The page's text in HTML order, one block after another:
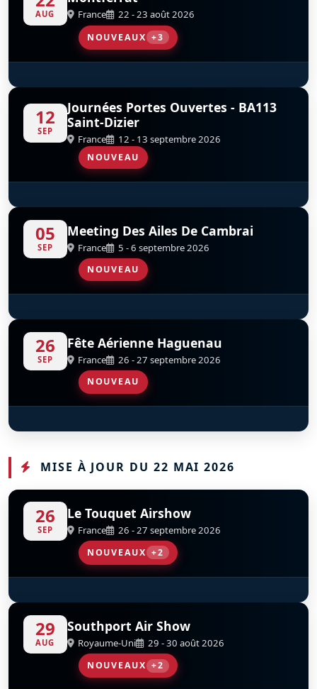
AUG France 22 - 23 août 2026
NOUVEAUX +3
D
T-6G Texan D
Mustang X-Ray
OV-10 Bronco
12
SEP
Journées Portes Ouvertes - BA113
Saint-Dizier
France 12 - 13 septembre 2026
NOUVEAU
S D
Couteau Delta Tactical Display
05
SEP
Meeting Des Ailes De Cambrai
France 5 - 6 septembre 2026
NOUVEAU
D
Mustang X-Ray
26
SEP
Fête Aérienne Haguenau
France 26 - 27 septembre 2026
NOUVEAU
D
Mustang X-Ray
MISE À JOUR DU 22 MAI 2026
26
SEP
Le Touquet Airshow
France 26 - 27 septembre 2026
NOUVEAUX +2
D
SA365 Dauphin French Navy D
Parachutistes De L’AAE
29
AUG
Southport Air Show
Royaume-Uni 29 - 30 août 2026
NOUVEAUX +2